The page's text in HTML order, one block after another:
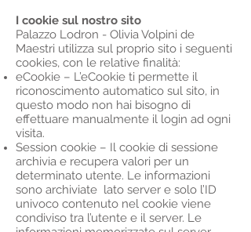
I cookie sul nostro sito
Palazzo Lodron - Olivia Volpini de
Maestri utilizza sul proprio sito i seguenti
cookies, con le relative finalità:
eCookie – L’eCookie ti permette il
riconoscimento automatico sul sito, in
questo modo non hai bisogno di
effettuare manualmente il login ad ogni
visita.
Session cookie – Il cookie di sessione
archivia e recupera valori per un
determinato utente. Le informazioni
sono archiviate lato server e solo l’ID
univoco contenuto nel cookie viene
condiviso tra l’utente e il server. Le